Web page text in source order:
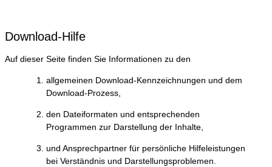
Download-Hilfe
Auf dieser Seite finden Sie Informationen zu den
allgemeinen Download-Kennzeichnungen und dem
Download-Prozess,
den Dateiformaten und entsprechenden
Programmen zur Darstellung der Inhalte,
und Ansprechpartner für persönliche Hilfeleistungen
bei Verständnis und Darstellungsproblemen.